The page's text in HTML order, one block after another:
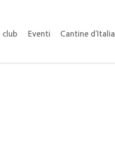
club Eventi Cantine d’Italia